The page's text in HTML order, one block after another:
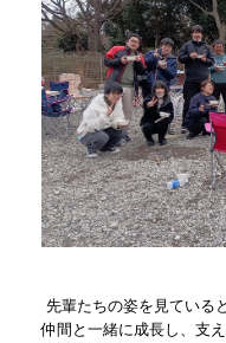
先輩たちの姿を見ている
仲間と一緒に成長し、支